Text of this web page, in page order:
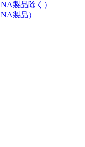
製品除く）
製品）